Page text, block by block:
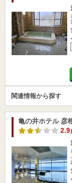
関連情報から探す
亀の井ホテル 彦
2.9